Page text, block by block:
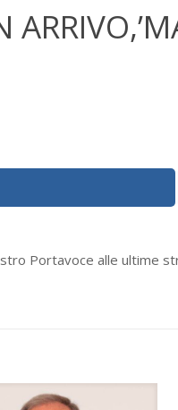
Portavoce alle ultime